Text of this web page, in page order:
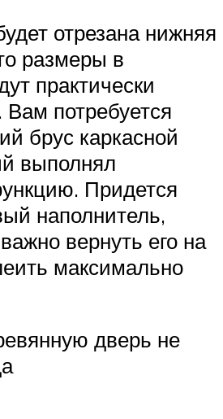
отрезана нижняя
размеры в
практически
потребуется
брус каркасной
выполнял
Придется
наполнитель,
вернуть его на
максимально
дверь не